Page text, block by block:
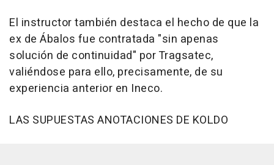
El instructor también destaca el hecho de que la
ex de Ábalos fue contratada "sin apenas
solución de continuidad" por Tragsatec,
valiéndose para ello, precisamente, de su
experiencia anterior en Ineco.
LAS SUPUESTAS ANOTACIONES DE KOLDO